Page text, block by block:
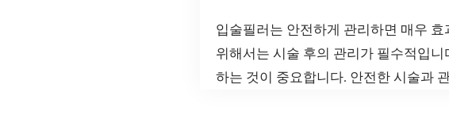
입술필러는 안전하게 관리하면 매우
위해서는 시술 후의 관리가 필수적입
하는 것이 중요합니다. 안전한 시술과